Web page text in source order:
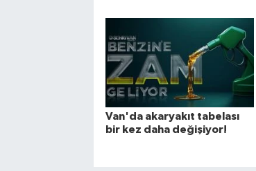
Van'da akaryakıt tabelası
bir kez daha değişiyor!